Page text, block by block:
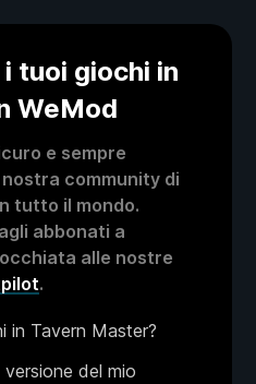
tuoi giochi in
WeMod
e sempre
community di
tutto il mondo.
abbonati a
alle nostre
.
in Tavern Master?
del mio